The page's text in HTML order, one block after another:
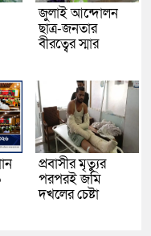
জুলাই আন্দোলন
ছাত্র-জনতার
বীরত্বের স্মার
প্রবাসীর মৃত্যুর
পরপরই জমি
দখলের চেষ্টা